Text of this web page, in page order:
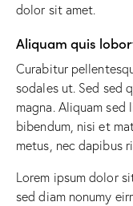
dolor sit amet.
Aliquam quis
Curabitur
sodales ut. Sed sed
magna. Aliquam
bibendum, nisi et
metus, nec dapibus
Lorem ipsum dolor
sed diam nonumy